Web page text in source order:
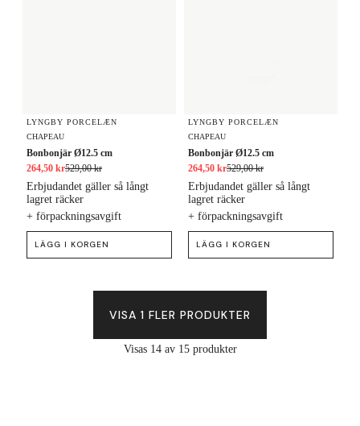
LYNGBY PORCELÆN
CHAPEAU
Bonbonjär Ø12.5 cm
264,50 kr529,00 kr
+ förpackningsavgift
Erbjudandet gäller så långt
lagret räcker
LÄGG I KORGEN
LYNGBY PORCELÆN
CHAPEAU
Bonbonjär Ø12.5 cm
264,50 kr529,00 kr
+ förpackningsavgift
Erbjudandet gäller så långt
lagret räcker
LÄGG I KORGEN
VISA 1 FLER PRODUKTER
Visas 14 av 15 produkter